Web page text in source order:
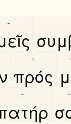
-
πρός
- -
- -